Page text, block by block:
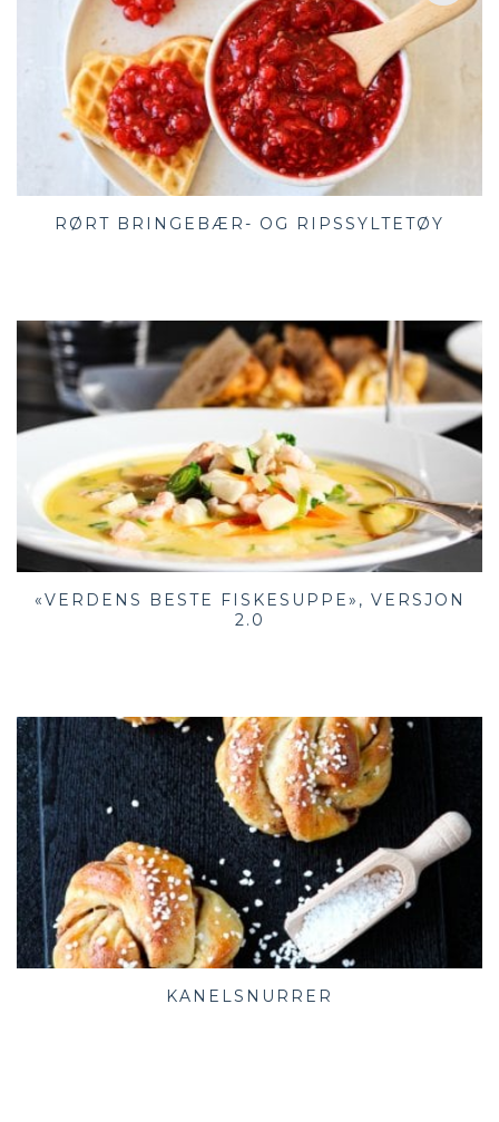
RØRT BRINGEBÆR- OG RIPSSYLTETØY
«VERDENS BESTE FISKESUPPE», VERSJON
2.0
KANELSNURRER